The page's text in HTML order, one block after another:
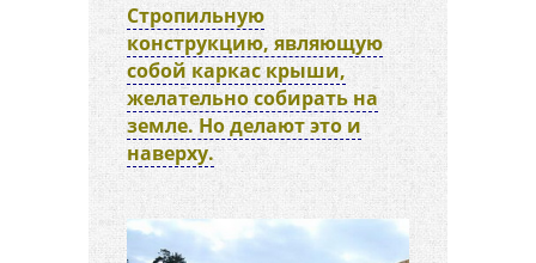
Стропильную
конструкцию, являющую
собой каркас крыши,
желательно собирать на
земле. Но делают это и
наверху.